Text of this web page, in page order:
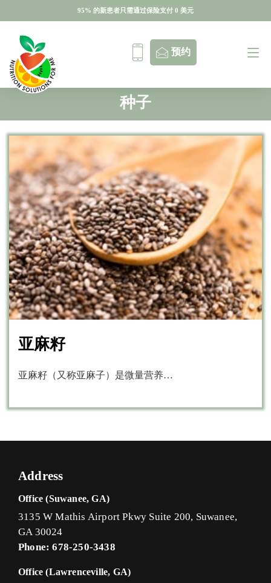
95% 的新患者只需通过保险支付 0 美元
95% 的新患者只需通过保险支付 0 美元
预约
种子
亚麻籽
亚麻籽（又称亚麻子）是微量营养…
Address
Office (Suwanee, GA)
3135 W Mathis Airport Pkwy Suite 200, Suwanee,
GA 30024
Phone: 678-250-3438
Office (Lawrenceville, GA)